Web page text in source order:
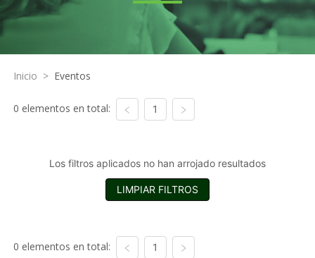
Inicio > Eventos
0 elementos en total: 1
Los filtros aplicados no han arrojado resultados
LIMPIAR FILTROS
0 elementos en total: 1